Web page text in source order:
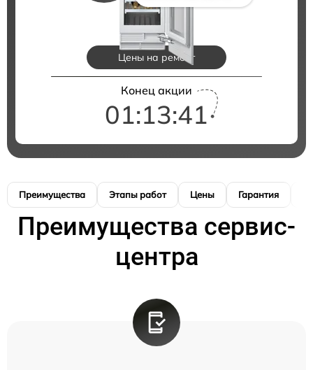
Цены на ремонт
Конец акции
01:13:40
Преимущества Этапы работ Цены Гарантия
Преимущества сервис-
центра